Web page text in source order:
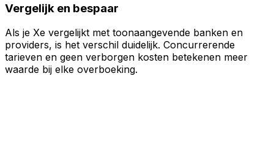
Vergelijk en bespaar
Als je Xe vergelijkt met toonaangevende banken en
providers, is het verschil duidelijk. Concurrerende
tarieven en geen verborgen kosten betekenen meer
waarde bij elke overboeking.